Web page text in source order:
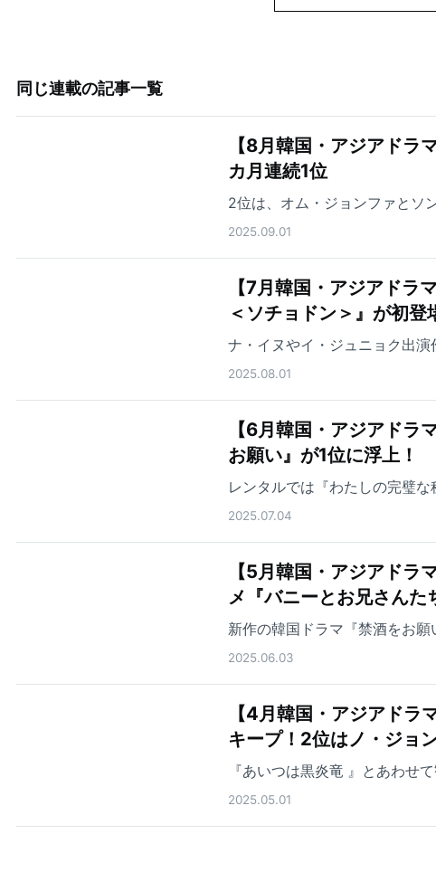
同じ連載の記事一覧
【8月韓国・アジアド
カ月連続1位
2位は、オム・ジョンファとソ
2025.09.01
【7月韓国・アジアド
＜ソチョドン＞』が初登
ナ・イヌやイ・ジュニョク出演
2025.08.01
【6月韓国・アジアド
お願い』が1位に浮上！
レンタルでは『わたしの完璧な
2025.07.04
【5月韓国・アジアド
メ『バニーとお兄さんた
新作の韓国ドラマ『禁酒をお願
2025.06.03
【4月韓国・アジアド
キープ！2位はノ・ジョ
『あいつは黒炎竜 』とあわせ
2025.05.01